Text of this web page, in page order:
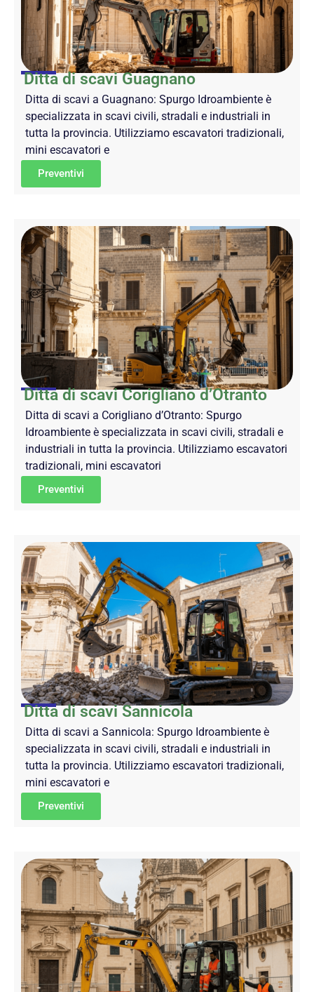
Ditta di scavi Guagnano
Ditta di scavi a Guagnano: Spurgo Idroambiente è
specializzata in scavi civili, stradali e industriali in
tutta la provincia. Utilizziamo escavatori tradizionali,
mini escavatori e
Preventivi
Ditta di scavi Corigliano d’Otranto
Ditta di scavi a Corigliano d’Otranto: Spurgo
Idroambiente è specializzata in scavi civili, stradali e
industriali in tutta la provincia. Utilizziamo escavatori
tradizionali, mini escavatori
Preventivi
Ditta di scavi Sannicola
Ditta di scavi a Sannicola: Spurgo Idroambiente è
specializzata in scavi civili, stradali e industriali in
tutta la provincia. Utilizziamo escavatori tradizionali,
mini escavatori e
Preventivi